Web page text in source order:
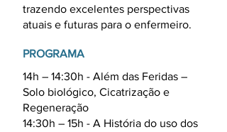
trazendo excelentes perspectivas
atuais e futuras para o enfermeiro.
PROGRAMA
14h – 14:30h - Além das Feridas –
Solo biológico, Cicatrização e
Regeneração
14:30h – 15h - A História do uso dos